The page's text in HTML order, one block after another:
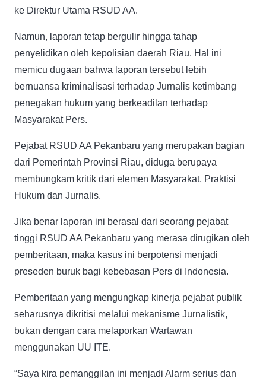
ke Direktur Utama RSUD AA.
Namun, laporan tetap bergulir hingga tahap
penyelidikan oleh kepolisian daerah Riau. Hal ini
memicu dugaan bahwa laporan tersebut lebih
bernuansa kriminalisasi terhadap Jurnalis ketimbang
penegakan hukum yang berkeadilan terhadap
Masyarakat Pers.
Pejabat RSUD AA Pekanbaru yang merupakan bagian
dari Pemerintah Provinsi Riau, diduga berupaya
membungkam kritik dari elemen Masyarakat, Praktisi
Hukum dan Jurnalis.
Jika benar laporan ini berasal dari seorang pejabat
tinggi RSUD AA Pekanbaru yang merasa dirugikan oleh
pemberitaan, maka kasus ini berpotensi menjadi
preseden buruk bagi kebebasan Pers di Indonesia.
Pemberitaan yang mengungkap kinerja pejabat publik
seharusnya dikritisi melalui mekanisme Jurnalistik,
bukan dengan cara melaporkan Wartawan
menggunakan UU ITE.
“Saya kira pemanggilan ini menjadi Alarm serius dan